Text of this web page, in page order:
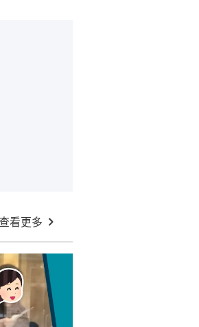
查看更多